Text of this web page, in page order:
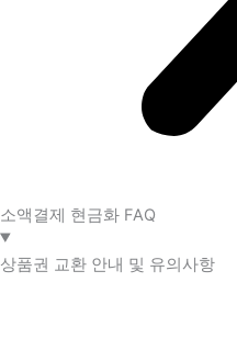
소액결제 현금화 FAQ​
상품권 교환 안내 및 유의사항